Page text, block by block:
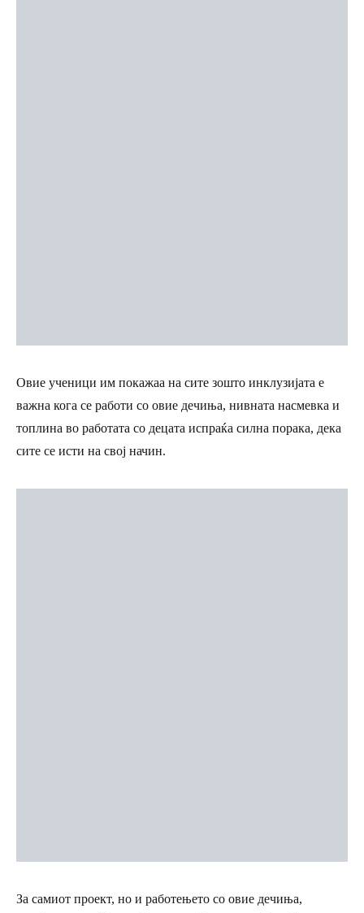
Овие ученици им покажаа на сите зошто инклузијата е
важна кога се работи со овие дечиња, нивната насмевка и
топлина во работата со децата испраќа силна порака, дека
сите се исти на свој начин.
За самиот проект, но и работењето со овие дечиња,